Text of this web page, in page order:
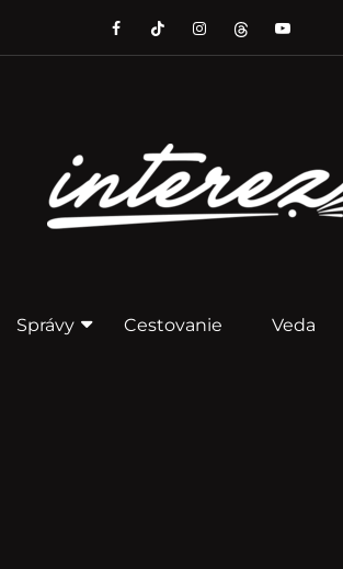
Správy Cestovanie Veda